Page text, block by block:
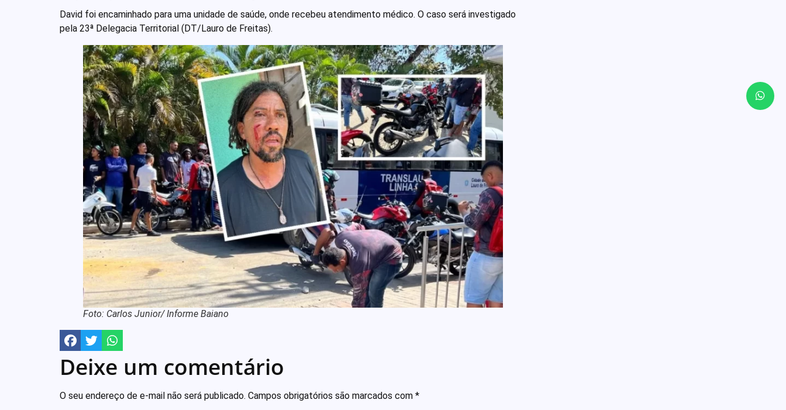
David foi encaminhado para uma unidade de saúde, onde recebeu atendimento médico. O caso será investigado
pela 23ª Delegacia Territorial (DT/Lauro de Freitas).
Foto: Carlos Junior/ Informe Baiano
Deixe um comentário
O seu endereço de e-mail não será publicado. Campos obrigatórios são marcados com *